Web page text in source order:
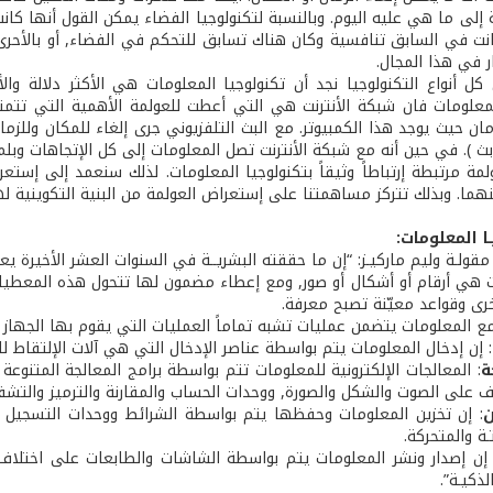
إلى ما هي عليه اليوم. وبالنسبة لتكنولوجيا الفضاء يمكن القول
في السابق تنافسية وكان هناك تسابق للتحكم في الفضاء, أو
في هذا المجال.
أنواع التكنولوجيا نجد أن تكنولوجيا المعلومات هي الأكثر دلالة
فان شبكة الأنترنت هي التي أعطت للعولمة الأهمية التي
حيث يوجد هذا الكمبيوتر. مع البث التلفزيوني جرى إلغاء للمكان
). في حين أنه مع شبكة الأنترنت تصل المعلومات إلى كل الإتجاهات
مرتبطة إرتباطاً وثيقاً بتكنولوجيا المعلومات. لذلك سنعمد إلى
وبذلك تتركز مساهمتنا على إستعراض العولمة من البنية التكوينية
مقولـة وليم ماركيـز: “إن ما حققته البشريــة في السنوات العشر الأخيرة
هي أرقام أو أشكال أو صور, ومع إعطاء مضمون لها تتحول هذه
وقواعد معيّنة تصبح معرفة.
المعلومات يتضمن عمليات تشبه تماماً العمليات التي يقوم بها
: إن إدخال المعلومات يتم بواسطة عناصر الإدخال التي هي آلات
: المعالجات الإلكترونية للمعلومات تتم بواسطة برامج المعالجة
على الصوت والشكل والصورة, ووحدات الحساب والمقارنة والترميز
: إن تخزين المعلومات وحفظها يتم بواسطة الشرائط ووحدات التسجيل
والمتحركة.
إصدار ونشر المعلومات يتم بواسطة الشاشات والطابعات على